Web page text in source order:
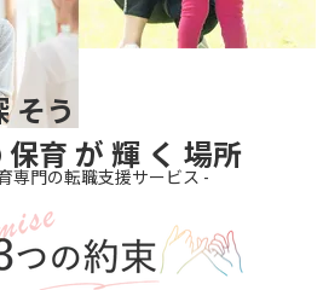
そう
保育 が 輝 く 場所
専門の転職支援サービス -